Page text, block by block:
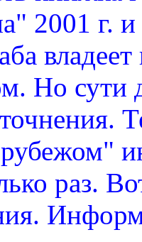
2001 г. и
Но сути
раз.